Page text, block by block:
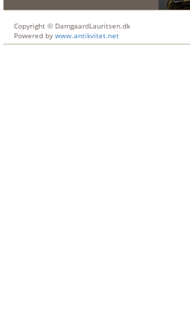
Copyright © DamgaardLauritsen.dk
Powered by www.antikvitet.net